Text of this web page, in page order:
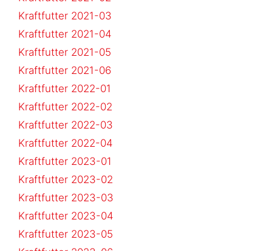
Kraftfutter 2021-03
Kraftfutter 2021-04
Kraftfutter 2021-05
Kraftfutter 2021-06
Kraftfutter 2022-01
Kraftfutter 2022-02
Kraftfutter 2022-03
Kraftfutter 2022-04
Kraftfutter 2023-01
Kraftfutter 2023-02
Kraftfutter 2023-03
Kraftfutter 2023-04
Kraftfutter 2023-05